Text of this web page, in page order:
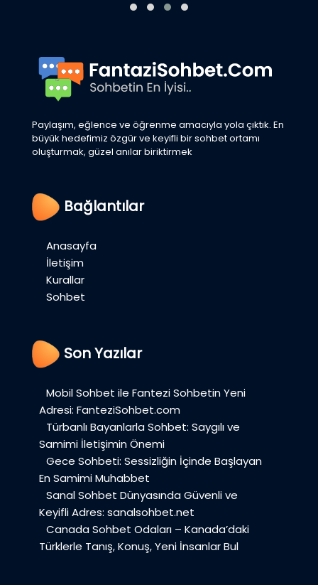
Paylaşım, eğlence ve öğrenme amacıyla yola çıktık. En
büyük hedefimiz özgür ve keyifli bir sohbet ortamı
oluşturmak, güzel anılar biriktirmek
Bağlantılar
Anasayfa
İletişim
Kurallar
Sohbet
Son Yazılar
Mobil Sohbet ile Fantezi Sohbetin Yeni
Adresi: FanteziSohbet.com
Türbanlı Bayanlarla Sohbet: Saygılı ve
Samimi İletişimin Önemi
Gece Sohbeti: Sessizliğin İçinde Başlayan
En Samimi Muhabbet
Sanal Sohbet Dünyasında Güvenli ve
Keyifli Adres: sanalsohbet.net
Canada Sohbet Odaları – Kanada’daki
Türklerle Tanış, Konuş, Yeni İnsanlar Bul